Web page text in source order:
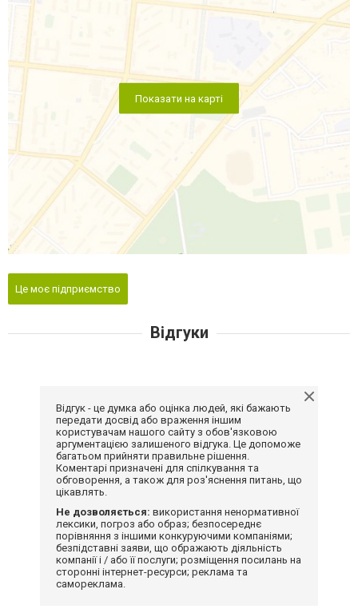
Показати на карті
Це моє підприємство
Відгуки
Відгук - це думка або оцінка людей, які бажають
передати досвід або враження іншим
користувачам нашого сайту з обов'язковою
аргументацією залишеного відгука. Це допоможе
багатьом прийняти правильне рішення.
Коментарі призначені для спілкування та
обговорення, а також для роз'яснення питань, що
цікавлять.
Не дозволяється: використання ненормативної
лексики, погроз або образ; безпосереднє
порівняння з іншими конкуруючими компаніями;
безпідставні заяви, що ображають діяльність
компанії і / або її послуги; розміщення посилань на
сторонні інтернет-ресурси; реклама та
самореклама.